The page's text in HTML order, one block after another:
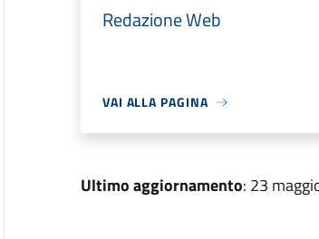
Redazione Web
VAI ALLA PAGINA
Ultimo aggiornamento: 23